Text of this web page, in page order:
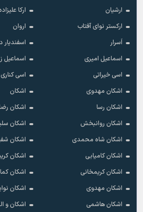
ارشیان
ارکا
ارکستر نوای آفتاب
اروان
اَسرار
اسفندیار
اسماعیل امیری
اسماعیل
اسی خیراتی
اسی کناری
اشکان مهدوى
اشکان
اشکان رسا
اشکان
اشکان روانبخش
اشکان
اشکان شاه محمدی
اشکان
اشکان کامیابی
اشکان
اشکان کریمخانی
اشکان
اشکان مهدوی
اشکان
اشکان هاشمی
اشکان و